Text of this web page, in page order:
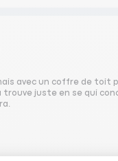
avec un coffre de toit
trouve juste en se qui